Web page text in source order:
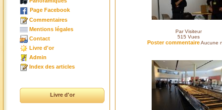
Page Facebook
Commentaires
Mentions légales
Contact
Livre d'or
Admin
Index des articles
Livre d'or
Par Visiteur
515 Vues
Poster commentaireAucune